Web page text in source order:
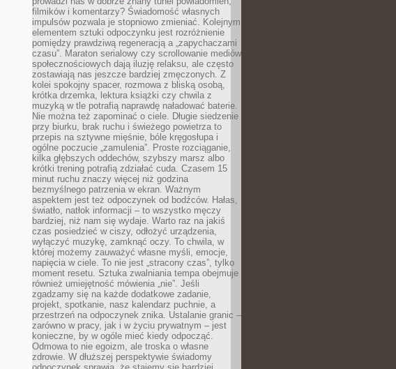
filmików i komentarzy? Świadomość własnych
impulsów pozwala je stopniowo zmieniać. Kolejnym
elementem sztuki odpoczynku jest rozróżnienie
pomiędzy prawdziwą regeneracją a „zapychaczami
czasu”. Maraton serialowy czy scrollowanie mediów
społecznościowych dają iluzję relaksu, ale często
zostawiają nas jeszcze bardziej zmęczonych. Z
kolei spokojny spacer, rozmowa z bliską osobą,
krótka drzemka, lektura książki czy chwila z
muzyką w tle potrafią naprawdę naładować baterie.
Nie można też zapominać o ciele. Długie siedzenie
przy biurku, brak ruchu i świeżego powietrza to
przepis na sztywne mięśnie, bóle kręgosłupa i
ogólne poczucie „zamulenia”. Proste rozciąganie,
kilka głębszych oddechów, szybszy marsz albo
krótki trening potrafią zdziałać cuda. Czasem 15
minut ruchu znaczy więcej niż godzina
bezmyślnego patrzenia w ekran. Ważnym
aspektem jest też odpoczynek od bodźców. Hałas,
światło, natłok informacji – to wszystko męczy
bardziej, niż nam się wydaje. Warto raz na jakiś
czas posiedzieć w ciszy, odłożyć urządzenia,
wyłączyć muzykę, zamknąć oczy. To chwila, w
której możemy zauważyć własne myśli, emocje,
napięcia w ciele. To nie jest „stracony czas”, tylko
moment resetu. Sztuka zwalniania tempa obejmuje
również umiejętność mówienia „nie”. Jeśli
zgadzamy się na każde dodatkowe zadanie,
projekt, spotkanie, nasz kalendarz puchnie, a
przestrzeń na odpoczynek znika. Ustalanie granic –
zarówno w pracy, jak i w życiu prywatnym – jest
konieczne, by w ogóle mieć kiedy odpocząć.
Odmowa to nie egoizm, ale troska o własne
zdrowie. W dłuższej perspektywie świadomy